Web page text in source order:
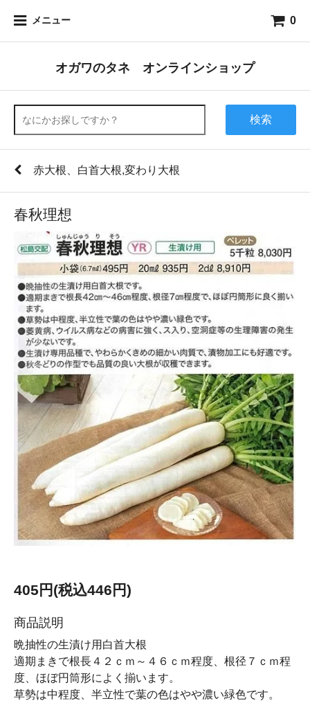
メニュー 0
オガワのタネ オンラインショップ
検索
赤大根、白首大根,変わり大根
春秋理想
405円(税込446円)
商品説明
晩抽性の生漬け用白首大根
適期まきで根長４２ｃｍ～４６ｃｍ程度、根径７ｃｍ程
度、ほぼ円筒形によく揃います。
草勢は中程度、半立性で葉の色はやや濃い緑色です。